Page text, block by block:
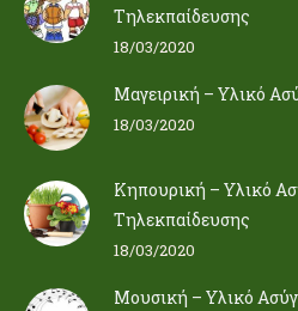
Τηλεκπαίδευσης
18/03/2020
Μαγειρική – Υλικό
18/03/2020
Κηπουρική – Υλικό
Τηλεκπαίδευσης
18/03/2020
Μουσική – Υλικό